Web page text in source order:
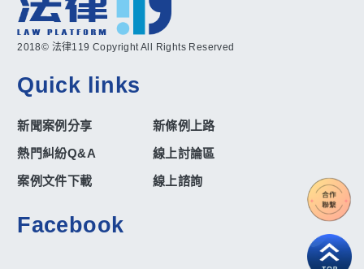
2018© 法律119 Copyright All Rights Reserved
Quick links
新聞案例分享
新條例上路
熱門糾紛Q&A
線上討論區
案例文件下載
線上諮詢
Facebook